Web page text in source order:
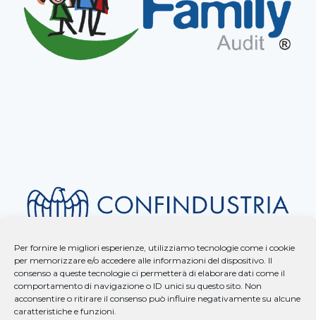
Per fornire le migliori esperienze, utilizziamo tecnologie come i cookie
per memorizzare e/o accedere alle informazioni del dispositivo. Il
consenso a queste tecnologie ci permetterà di elaborare dati come il
comportamento di navigazione o ID unici su questo sito. Non
acconsentire o ritirare il consenso può influire negativamente su alcune
caratteristiche e funzioni.